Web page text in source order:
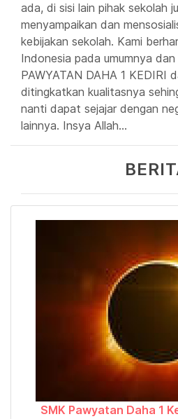
ada, di sisi lain pihak sekolah
menyampaikan dan
kebijakan sekolah. Kami
Indonesia pada umumnya
PAWYATAN DAHA 1 KEDIRI
ditingkatkan kualitasnya
nanti dapat sejajar dengan
lainnya. Insya Allah...
SMK Pawyatan Daha 1